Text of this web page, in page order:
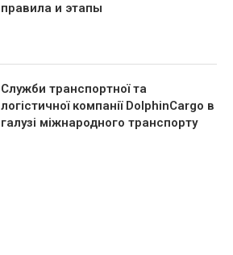
правила и этапы
Служби транспортної та
логістичної компанії DolphinCargo в
галузі міжнародного транспорту